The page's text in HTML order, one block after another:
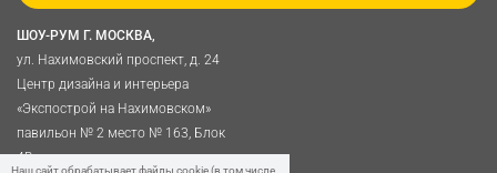
ШОУ-РУМ Г. МОСКВА,
ул. Нахимовский проспект, д. 24
Центр дизайна и интерьера
«Экспострой на Нахимовском»
павильон № 2 место № 163, Блок
4B
Наш сайт обрабатывает файлы cookie (в том числе,